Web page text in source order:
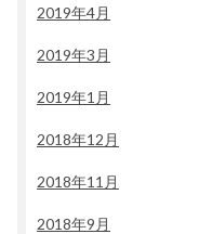
2019年4月
2019年3月
2019年1月
2018年12月
2018年11月
2018年9月